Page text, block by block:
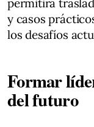
y casos
los desafíos
Formar
del futuro